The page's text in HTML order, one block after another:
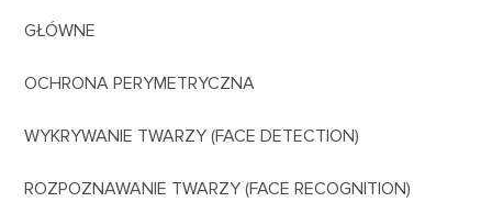
GŁÓWNE
OCHRONA PERYMETRYCZNA
WYKRYWANIE TWARZY (FACE DETECTION)
ROZPOZNAWANIE TWARZY (FACE RECOGNITION)